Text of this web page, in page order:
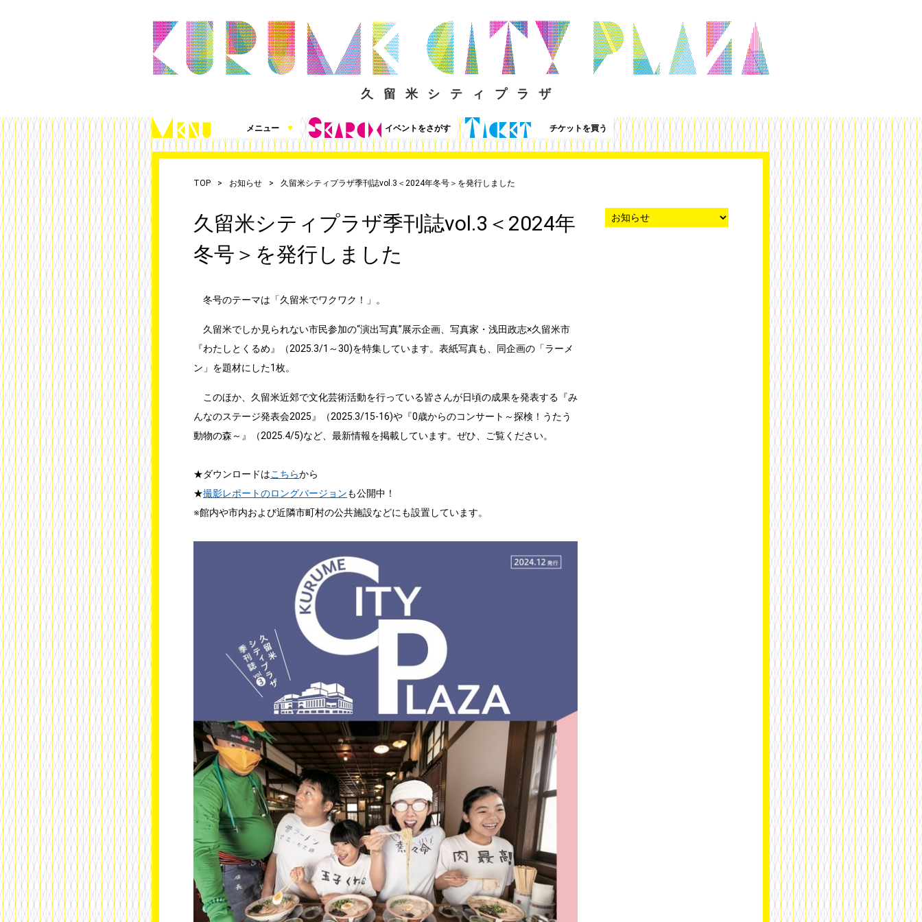
久留米シティプラザ
メニュー ▼
久留米シティプラザとは
施設案内（360度パノラマビュー）
アクセス
施設を借りる
（図面、資料、書類ダウンロード）
施設写真使用・撮影の届出
チケット発売情報
これまでの取組
シティプラザ応援プロジェクト
お知らせ
イベントをさがす チケットを買う
TOP お知らせ 久留米シティプラザ季刊誌vol.3＜2024年冬号＞を発行しました
久留米シティプラザ季刊誌vol.3＜2024年
冬号＞を発行しました
冬号のテーマは「久留米でワクワク！」。
久留米でしか見られない市民参加の“演出写真”展示企画、写真家・浅田政志×久留米市
『わたしとくるめ』（2025.3/1～30)を特集しています。表紙写真も、同企画の「ラーメ
ン」を題材にした1枚。
このほか、久留米近郊で文化芸術活動を行っている皆さんが日頃の成果を発表する『み
んなのステージ発表会2025』（2025.3/15-16)や『0歳からのコンサート～探検！うたう
動物の森～』（2025.4/5)など、最新情報を掲載しています。ぜひ、ご覧ください。
★ダウンロードはこちらから
★撮影レポートのロングバージョンも公開中！
※館内や市内および近隣市町村の公共施設などにも設置しています。